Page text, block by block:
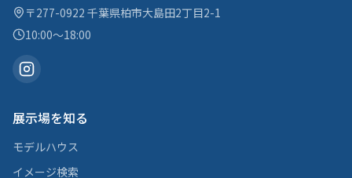
〒277-0922 千葉県柏市大島田2丁目2-1
10:00〜18:00
展示場を知る
モデルハウス
イメージ検索